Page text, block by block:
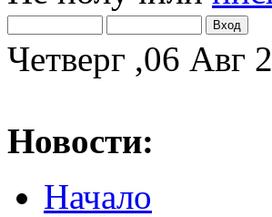
Четверг ,06 Авг
Новости:
Начало